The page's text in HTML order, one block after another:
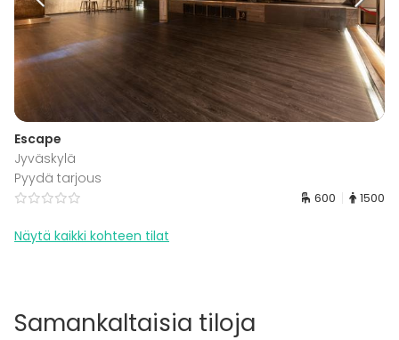
Escape
Jyväskylä
Pyydä tarjous
600 1500
Näytä kaikki kohteen tilat
Samankaltaisia tiloja